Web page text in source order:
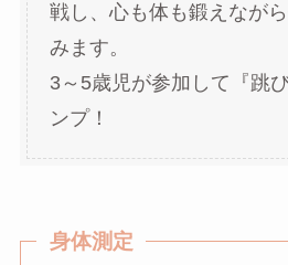
戦し、心も体も鍛えなが
みます。
3～5歳児が参加して『跳
ンプ！
身体測定